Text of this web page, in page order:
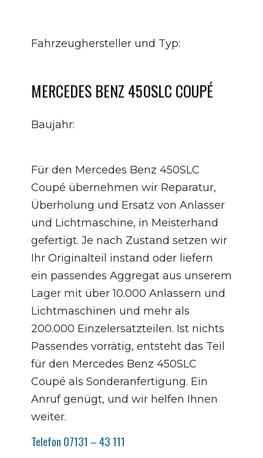
Fahrzeughersteller und Typ:
MERCEDES BENZ 450SLC COUPÉ
Baujahr:
Für den Mercedes Benz 450SLC
Coupé übernehmen wir Reparatur,
Überholung und Ersatz von Anlasser
und Lichtmaschine, in Meisterhand
gefertigt. Je nach Zustand setzen wir
Ihr Originalteil instand oder liefern
ein passendes Aggregat aus unserem
Lager mit über 10.000 Anlassern und
Lichtmaschinen und mehr als
200.000 Einzelersatzteilen. Ist nichts
Passendes vorrätig, entsteht das Teil
für den Mercedes Benz 450SLC
Coupé als Sonderanfertigung. Ein
Anruf genügt, und wir helfen Ihnen
weiter.
Telefon 07131 – 43 111